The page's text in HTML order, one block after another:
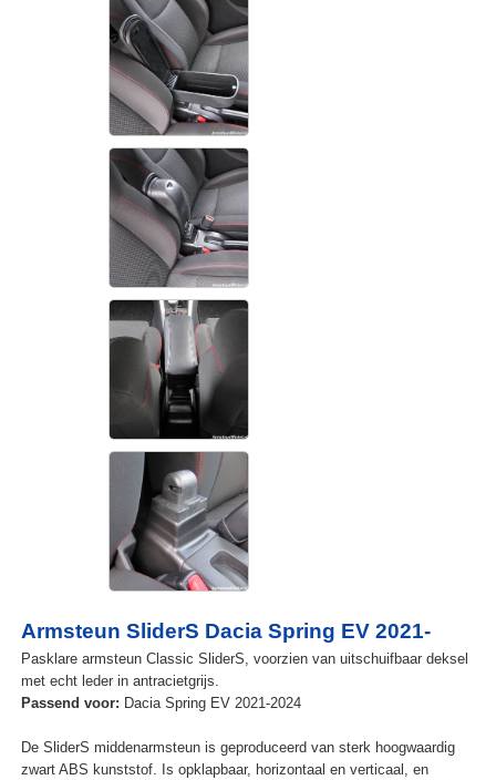
Armsteun SliderS Dacia Spring EV 2021-
Pasklare armsteun Classic SliderS, voorzien van uitschuifbaar deksel
met echt leder in antracietgrijs.
Passend voor: Dacia Spring EV 2021-2024
De SliderS middenarmsteun is geproduceerd van sterk hoogwaardig
zwart ABS kunststof. Is opklapbaar, horizontaal en verticaal, en